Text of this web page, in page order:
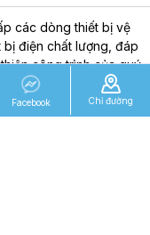
các dòng thiết bị vệ
bị điện chất lượng, đáp
công trình của quý
phẩm chính hãng
luôn nỗ lực mang đến
thẩm mỹ, góp phần
Facebook Chỉ đường